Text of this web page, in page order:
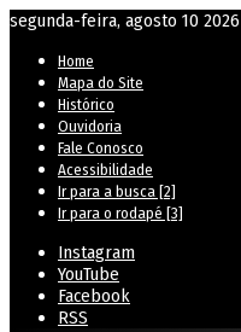
segunda-feira, agosto 10 2026
Home
Mapa do Site
Histórico
Ouvidoria
Fale Conosco
Acessibilidade
Ir para a busca [2]
Ir para o rodapé [3]
Instagram
YouTube
Facebook
RSS